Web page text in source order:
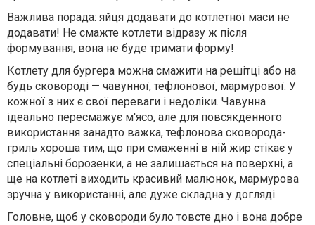
Важлива порада: яйця додавати до котлетної маси не
додавати! Не смажте котлети відразу ж після
формування, вона не буде тримати форму!
Котлету для бургера можна смажити на решітці або на
будь сковороді — чавунної, тефлонової, мармурової. У
кожної з них є свої переваги і недоліки. Чавунна
ідеально пересмажує м'ясо, але для повсякденного
використання занадто важка, тефлонова сковорода-
гриль хороша тим, що при смаженні в ній жир стікає у
спеціальні борозенки, а не залишається на поверхні, а
ще на котлеті виходить красивий малюнок, мармурова
зручна у використанні, але дуже складна у догляді.
Головне, щоб у сковороди було товсте дно і вона добре